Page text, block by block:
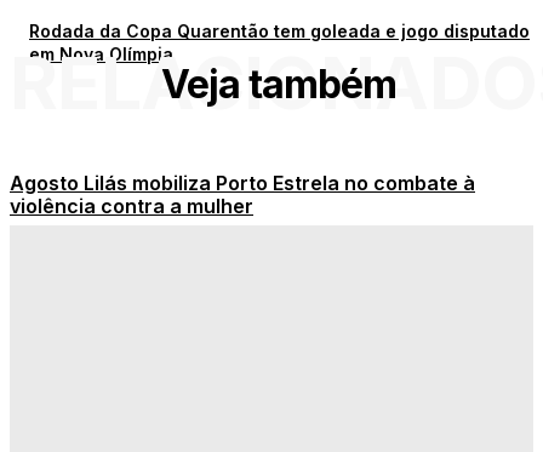
Rodada da Copa Quarentão tem goleada e jogo disputado
em Nova Olímpia
Veja também
Agosto Lilás mobiliza Porto Estrela no combate à
violência contra a mulher